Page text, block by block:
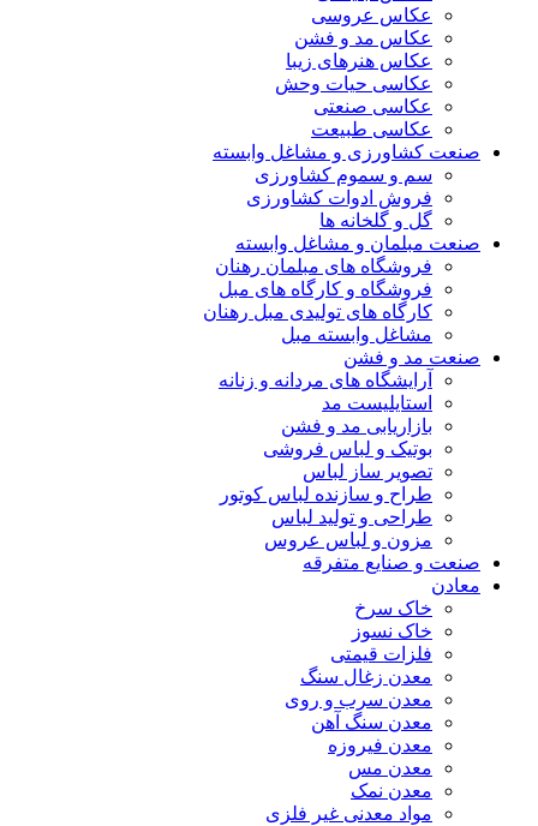
عکاس عروسی
عکاس مد و فشن
عکاس هنرهای زیبا
عکاسی حیات وحش
عکاسی صنعتی
عکاسی طبیعت
صنعت کشاورزی و مشاغل وابسته
سم و سموم کشاورزی
فروش ادوات کشاورزی
گل و گلخانه ها
صنعت مبلمان و مشاغل وابسته
فروشگاه های مبلمان رهنان
فروشگاه و کارگاه های مبل
کارگاه های تولیدی مبل رهنان
مشاغل وابسته مبل
صنعت مد و فشن
آرایشگاه های مردانه و زنانه
استایلیست مد
بازاریابی مد و فشن
بوتیک و لباس فروشی
تصویر ساز لباس
طراح و سازنده لباس کوتور
طراحی و تولید لباس
مزون و لباس عروس
صنعت و صنایع متفرقه
معادن
خاک سرخ
خاک نسوز
فلزات قیمتی
معدن زغال سنگ
معدن سرب و روی
معدن سنگ آهن
معدن فیروزه
معدن مس
معدن نمک
مواد معدنی غیر فلزی